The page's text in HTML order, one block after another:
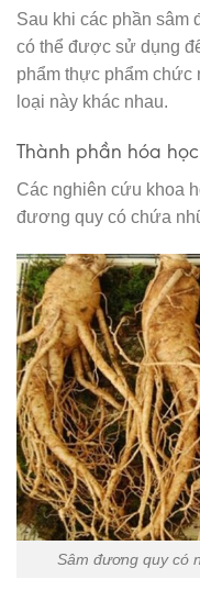
Sau khi các phần sâm
có thể được sử dụng
phẩm thực phẩm chức
loại này khác nhau.
Thành phần hóa
Các nghiên cứu khoa
đương quy có chứa
Sâm đương quy có